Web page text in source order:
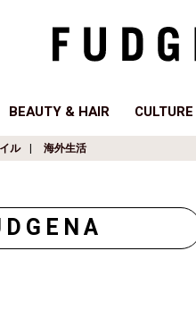
BEAUTY & HAIR
ル 海外生活